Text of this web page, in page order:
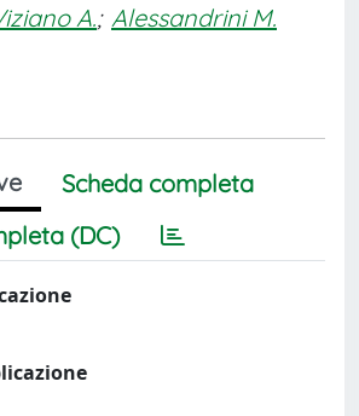
A.; Alessandrini M.
Scheda completa
(DC)